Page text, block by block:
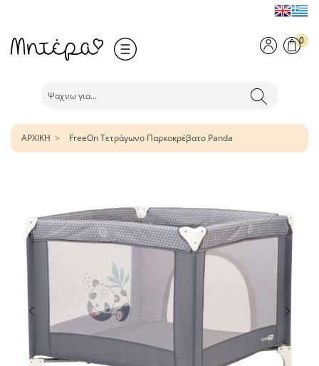
0
ΑΡΧΙΚΗ FreeOn Τετράγωνο Παρκοκρέβατο Panda